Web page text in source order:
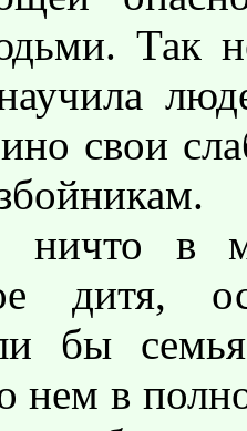
Так
свои
ничто в
дитя,
бы
о нем в